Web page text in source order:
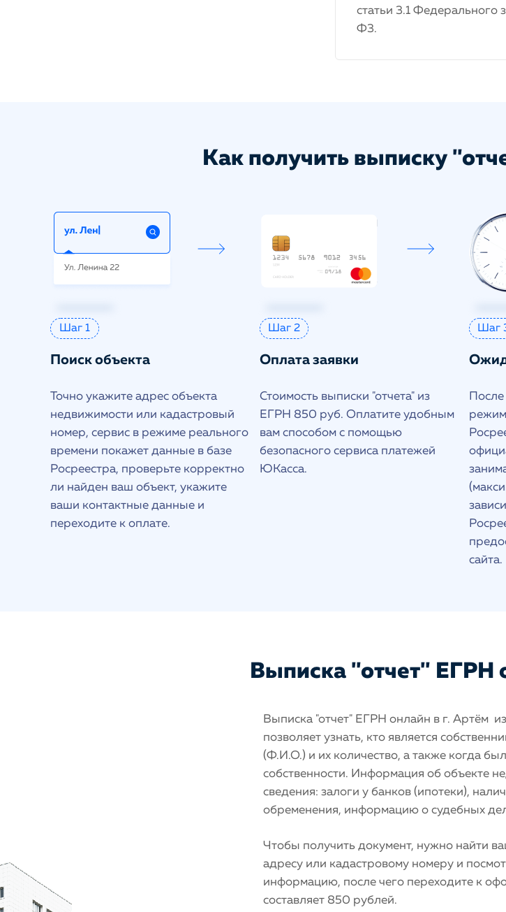
статьи 3.1 Федерального
Ф3.
Как получить выписку
Шаг 1
Поиск объекта
Точно укажите адрес объекта
недвижимости или кадастровый
номер, сервис в режиме реального
времени покажет данные в базе
Росреестра, проверьте корректно
ли найден ваш объект, укажите
ваши контактные данные и
переходите к оплате.
Шаг 2
Оплата заявки
Стоимость выписки "отчета" из
ЕГРН 850 руб. Оплатите удобным
вам способом с помощью
безопасного сервиса платежей
ЮКасса.
Шаг
сайта.
Выписка "отчет" ЕГРН
Выписка "отчет" ЕГРН онлайн в г. Артём
позволяет узнать, кто является
(Ф.И.О.) и их количество, а также когда
собственности. Информация об объекте
сведения: залоги у банков (ипотеки),
обременения, информацию о судебных
Чтобы получить документ, нужно найти
адресу или кадастровому номеру и
информацию, после чего переходите к
составляет 850 рублей.